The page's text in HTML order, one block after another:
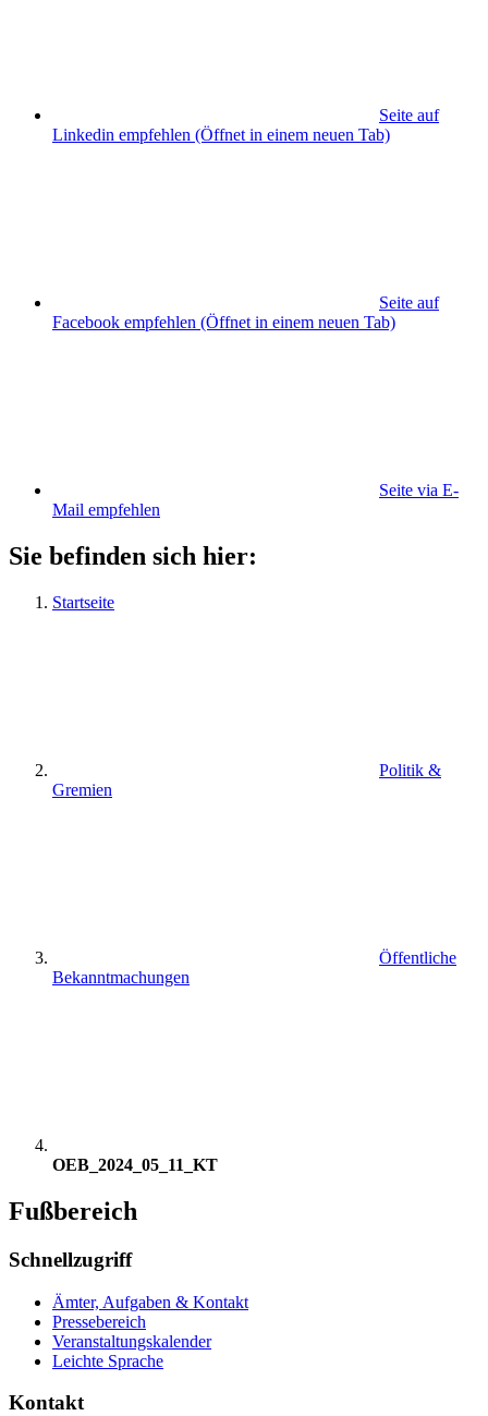
Seite auf
Linkedin empfehlen (Öffnet in einem neuen Tab)
Seite auf
Facebook empfehlen (Öffnet in einem neuen Tab)
Seite via E-
Mail empfehlen
Sie befinden sich hier:
Startseite
Politik &
Gremien
Öffentliche
Bekanntmachungen
OEB_2024_05_11_KT
Fußbereich
Schnellzugriff
Ämter, Aufgaben & Kontakt
Pressebereich
Veranstaltungskalender
Leichte Sprache
Kontakt